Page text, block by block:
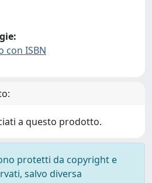
con ISBN
a questo prodotto.
protetti da copyright e
salvo diversa